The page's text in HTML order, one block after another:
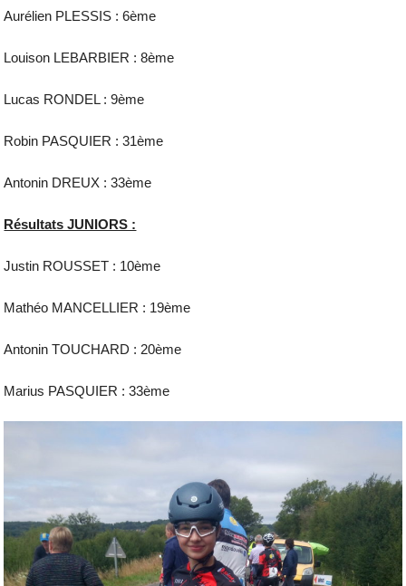
Aurélien PLESSIS : 6ème
Louison LEBARBIER : 8ème
Lucas RONDEL : 9ème
Robin PASQUIER : 31ème
Antonin DREUX : 33ème
Résultats JUNIORS :
Justin ROUSSET : 10ème
Mathéo MANCELLIER : 19ème
Antonin TOUCHARD : 20ème
Marius PASQUIER : 33ème